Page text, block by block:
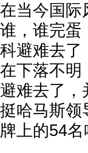
在当今国际
谁，谁完蛋
科避难去了
在下落不明
避难去了，
挺哈马斯领
牌上的54